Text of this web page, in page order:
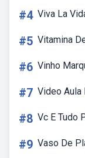
#4 Viva La
#5 Vitamina
#6 Vinho
#7 Video Aula
#8 Vc E Tudo
#9 Vaso De